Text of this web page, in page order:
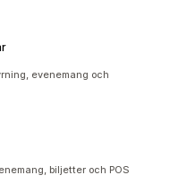
evenemang och
biljetter och POS